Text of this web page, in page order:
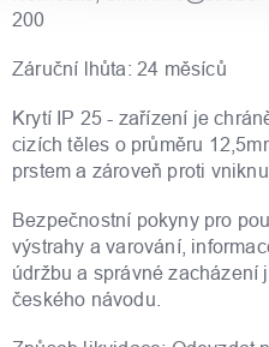
200
Záruční lhůta: 24 měsíců
Krytí IP 25 - zařízení je
cizích těles o průměru
prstem a zároveň proti
Bezpečnostní pokyny pro
výstrahy a varování,
údržbu a správné zacházení
českého návodu.